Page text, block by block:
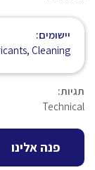
יישומים:
Cleaning
תגיות:
Technical
פנה אלינו